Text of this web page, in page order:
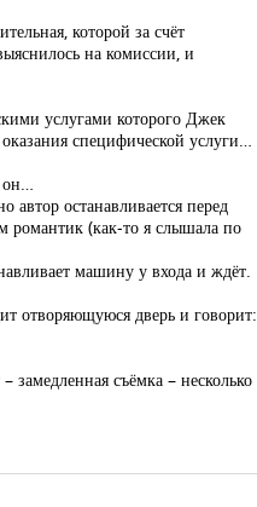
которой за счёт
на комиссии, и
услугами которого Джек
специфической услуги…
он…
автор останавливается перед
романтик (как-то я слышала по
машину у входа и ждёт.
отворяющуюся дверь и говорит:
замедленная съёмка – несколько